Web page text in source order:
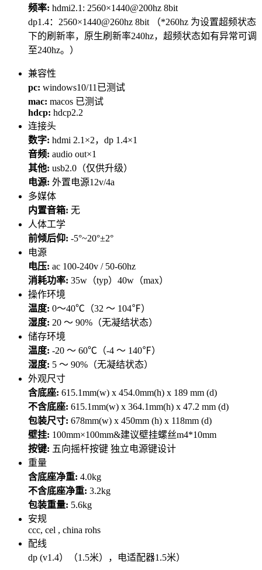
频率: hdmi2.1: 2560×1440@200hz 8bit
dp1.4：2560×1440@260hz 8bit （*260hz 为设置超频状态
下的刷新率，原生刷新率240hz，超频状态如有异常可调
至240hz。）
兼容性
pc: windows10/11已测试
mac: macos 已测试
hdcp: hdcp2.2
连接头
数字: hdmi 2.1×2，dp 1.4×1
音频: audio out×1
其他: usb2.0（仅供升级）
电源: 外置电源12v/4a
多媒体
内置音箱: 无
人体工学
前倾后仰: -5°~20°±2°
电源
电压: ac 100-240v / 50-60hz
消耗功率: 35w（typ）40w（max）
操作环境
温度: 0～40℃（32 ～ 104℉）
湿度: 20 ～ 90%（无凝结状态）
储存环境
温度: -20 ～ 60℃（-4 ～ 140℉）
湿度: 5 ～ 90%（无凝结状态）
外观尺寸
含底座: 615.1mm(w) x 454.0mm(h) x 189 mm (d)
不含底座: 615.1mm(w) x 364.1mm(h) x 47.2 mm (d)
包装尺寸: 678mm(w) x 450mm (h) x 118mm (d)
壁挂: 100mm×100mm&建议壁挂螺丝m4*10mm
按键: 五向摇杆按键 独立电源键设计
重量
含底座净重: 4.0kg
不含底座净重: 3.2kg
包装重量: 5.6kg
安规
ccc, cel , china rohs
配线
dp (v1.4）（1.5米），电适配器1.5米）